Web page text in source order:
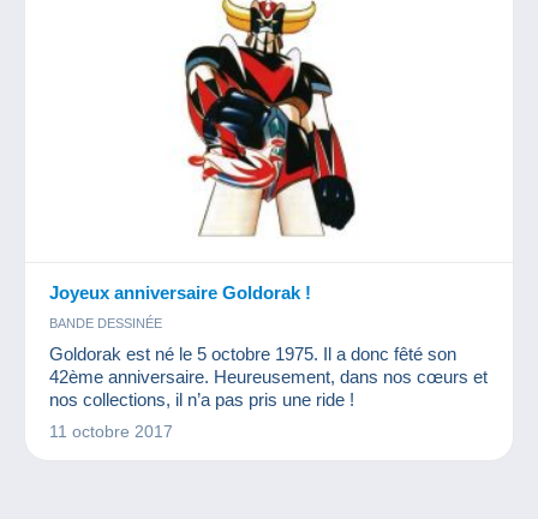
Joyeux anniversaire Goldorak !
BANDE DESSINÉE
Goldorak est né le 5 octobre 1975. Il a donc fêté son
42ème anniversaire. Heureusement, dans nos cœurs et
nos collections, il n’a pas pris une ride !
11 octobre 2017